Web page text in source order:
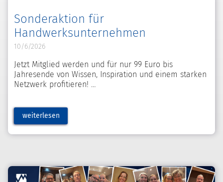
Sonderaktion für
Handwerksunternehmen
10/6/2026
Jetzt Mitglied werden und für nur 99 Euro bis
Jahresende von Wissen, Inspiration und einem starken
Netzwerk profitieren!
weiterlesen